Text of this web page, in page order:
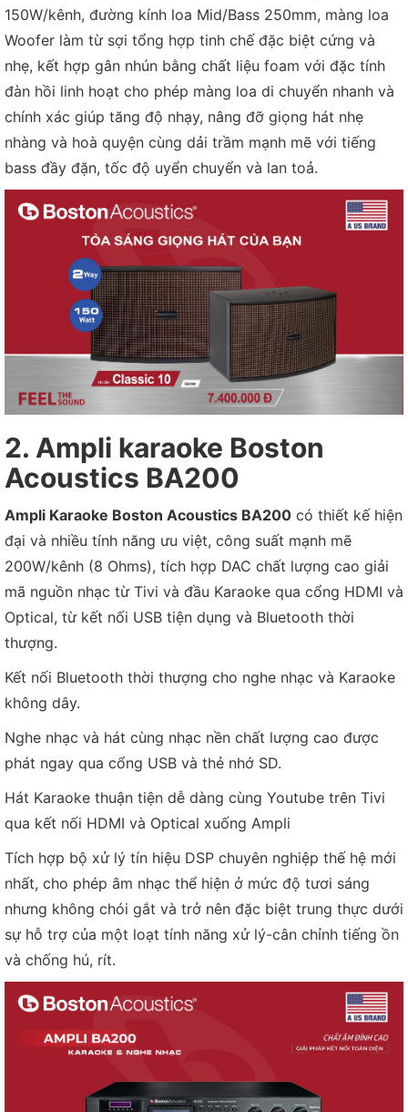
150W/kênh, đường kính loa Mid/Bass 250mm, màng loa
Woofer làm từ sợi tổng hợp tinh chế đặc biệt cứng và
nhẹ, kết hợp gân nhún bằng chất liệu foam với đặc tính
đàn hồi linh hoạt cho phép màng loa di chuyển nhanh và
chính xác giúp tăng độ nhạy, nâng đỡ giọng hát nhẹ
nhàng và hoà quyện cùng dải trầm mạnh mẽ với tiếng
bass đầy đặn, tốc độ uyển chuyển và lan toả.
2. Ampli karaoke Boston
Acoustics BA200
Ampli Karaoke Boston Acoustics BA200 có thiết kế hiện
đại và nhiều tính năng ưu việt, công suất mạnh mẽ
200W/kênh (8 Ohms), tích hợp DAC chất lượng cao giải
mã nguồn nhạc từ Tivi và đầu Karaoke qua cổng HDMI và
Optical, từ kết nối USB tiện dụng và Bluetooth thời
thượng.
Kết nối Bluetooth thời thượng cho nghe nhạc và Karaoke
không dây.
Nghe nhạc và hát cùng nhạc nền chất lượng cao được
phát ngay qua cổng USB và thẻ nhớ SD.
Hát Karaoke thuận tiện dễ dàng cùng Youtube trên Tivi
qua kết nối HDMI và Optical xuống Ampli
Tích hợp bộ xử lý tín hiệu DSP chuyên nghiệp thế hệ mới
nhất, cho phép âm nhạc thể hiện ở mức độ tươi sáng
nhưng không chói gắt và trở nên đặc biệt trung thực dưới
sự hỗ trợ của một loạt tính năng xử lý-cân chỉnh tiếng ồn
và chống hú, rít.